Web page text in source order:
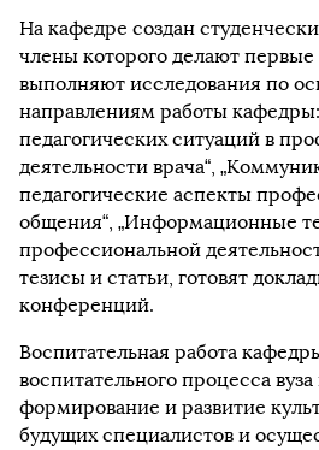
На кафедре создан
члены которого делают первые
выполняют исследования по
направлениям работы
педагогических ситуаций в
деятельности врача“,
педагогические аспекты
общения“, „Информационные
профессиональной
тезисы и статьи, готовят
конференций.
Воспитательная работа
воспитательного процесса
формирование и развитие
будущих специалистов и